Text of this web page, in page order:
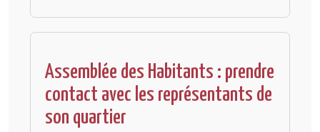
Assemblée des Habitants : prendre
contact avec les représentants de
son quartier